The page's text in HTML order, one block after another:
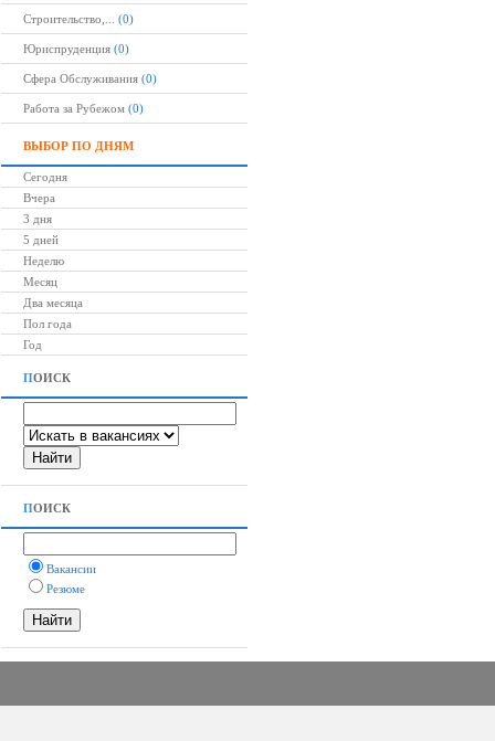
Строительство,... (0)
Юриспруденция (0)
Сфера Обслуживания (0)
Работа за Рубежом (0)
ВЫБОР ПО ДНЯМ
Сегодня
Вчера
3 дня
5 дней
Неделю
Месяц
Два месяца
Пол года
Год
ПОИСК
ПОИСК
Вакансии
Резюме